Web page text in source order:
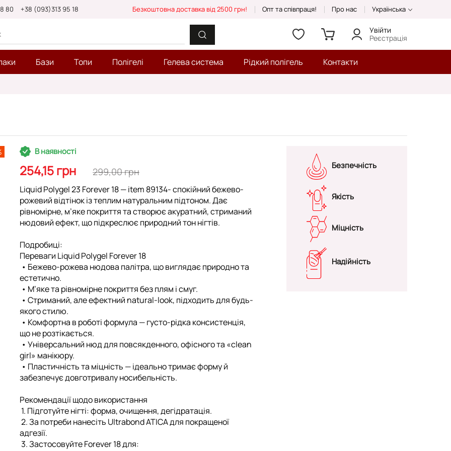
80 +38 (093)313 95 18 Безкоштовна доставка від 2500 грн! Опт та співпраця! Про нас Українська
Увійти
Реєстрація
Бази Топи Полігелі Гелева система Рідкий полігель Контакти
В наявності
254,15 грн 299,00 грн
Liquid Polygel 23 Forever 18— item 89134- спокійний бежево-
рожевий відтінок із теплим натуральним підтоном. Дає
рівномірне, м’яке покриття та створює акуратний, стриманий
нюдовий ефект, що підкреслює природний тон нігтів.
Подробиці:
Переваги Liquid Polygel Forever 18
• Бежево-рожева нюдова палітра, що виглядає природно та
естетично.
• М’яке та рівномірне покриттябез плям і смуг.
• Стриманий, але ефектний natural-look, підходить для будь-
якого стилю.
• Комфортна в роботі формула — густо-рідка консистенція,
що не розтікається.
• Універсальний нюддля повсякденного, офісного та «clean
girl» манікюру.
• Пластичність та міцність — ідеально тримає форму й
забезпечує довготривалу носибельність.
Рекомендації щодо використання
1. Підготуйте нігті: форма, очищення, дегідратація.
2. За потреби нанесіть Ultrabond ATICAдля покращеної
адгезії.
3. Застосовуйте Forever 18 для:
Безпечність
Якість
Міцність
Надійність